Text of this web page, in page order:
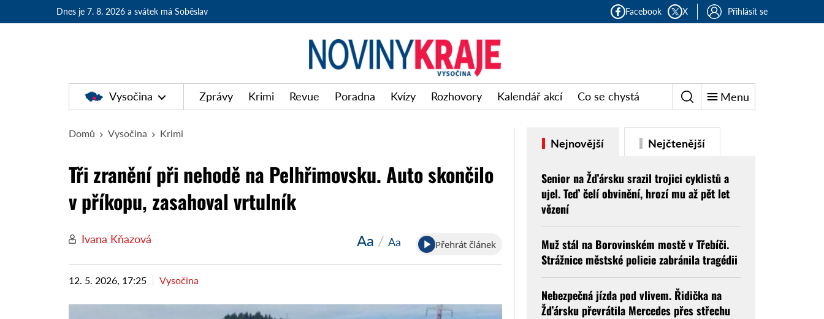
Dnes je 7. 8. 2026 a svátek má Soběslav Facebook X Přihlásit se
Vysočina Zprávy Krimi Revue Poradna Kvízy Rozhovory Kalendář akcí Co se chystá Menu
Domů Vysočina Krimi
Tři zranění při nehodě na Pelhřimovsku. Auto skončilo
v příkopu, zasahoval vrtulník
Ivana Kňazová Aa / Aa Přehrát článek
12. 5. 2026, 17:25 Vysočina
Nejnovější Nejčtenější
Senior na Žďársku srazil trojici cyklistů a
ujel. Teď čelí obvinění, hrozí mu až pět let
vězení
Muž stál na Borovinském mostě v Třebíči.
Strážnice městské policie zabránila tragédii
Nebezpečná jízda pod vlivem. Řidička na
Žďársku převrátila Mercedes přes střechu